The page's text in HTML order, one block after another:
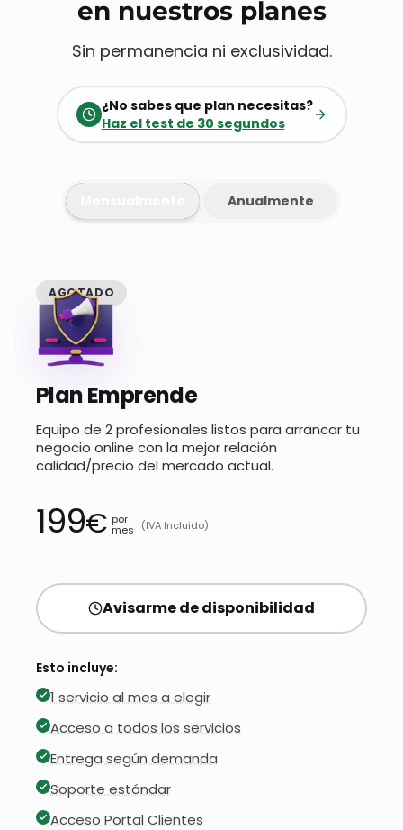
en nuestros planes
Sin permanencia ni exclusividad.
¿No sabes que plan necesitas?
Haz el test de 30 segundos
Anualmente
AGOTADO
Plan Emprende
Equipo de 2 profesionales listos para arrancar tu
negocio online con la mejor relación
calidad/precio del mercado actual.
199€ por
mes (IVA Incluido)
Avisarme de disponibilidad
Esto incluye:
1 servicio al mes a elegir
Acceso a todos los servicios
Entrega según demanda
Soporte estándar
Acceso Portal Clientes